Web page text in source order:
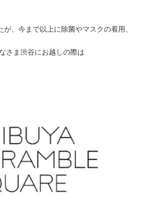
、今まで以上に除菌やマスクの着用、
さま渋谷にお越しの際は